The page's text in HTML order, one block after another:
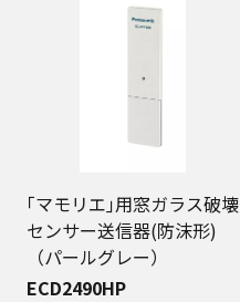
｢マモリエ｣用窓ガラス破壊
センサー送信器(防沫形)
（パールグレー）
ECD2490HP